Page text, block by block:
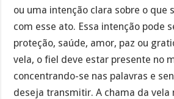
ou uma intenção clara sobre o que
com esse ato. Essa intenção pode
proteção, saúde, amor, paz ou
vela, o fiel deve estar presente no
concentrando-se nas palavras e
deseja transmitir. A chama da vela